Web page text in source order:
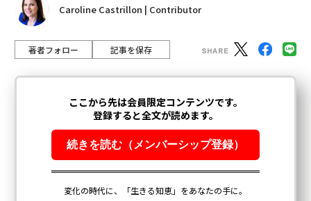
Caroline Castrillon | Contributor
著者フォロー 記事を保存